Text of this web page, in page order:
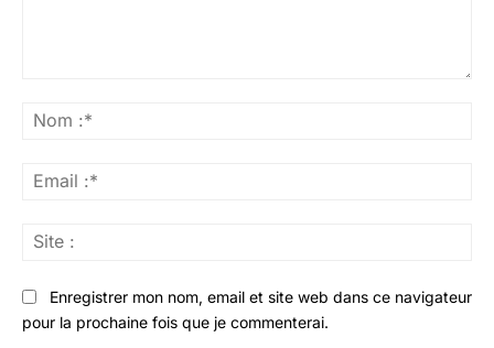
Enregistrer mon nom, email et site web dans ce navigateur
pour la prochaine fois que je commenterai.